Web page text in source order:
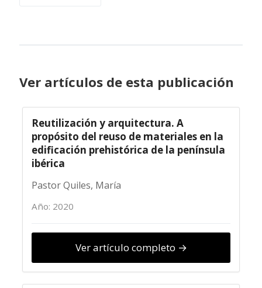
Ver artículos de esta publicación
Reutilización y arquitectura. A
propósito del reuso de materiales en la
edificación prehistórica de la península
ibérica
Pastor Quiles, María
Año: 2020
Ver artículo completo →